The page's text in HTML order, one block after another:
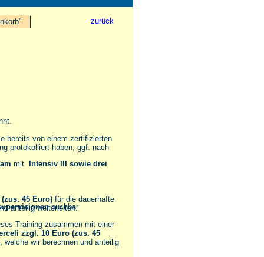
zurück
bereits von einem zertifizierten
protokolliert haben, ggf. nach
mit Intensiv III sowie drei
45 Euro) für die dauerhafte
anteilig weiterleiten.
buchbar.
Training zusammen mit einer
zzgl. 10 Euro (zus. 45
wir berechnen und anteilig